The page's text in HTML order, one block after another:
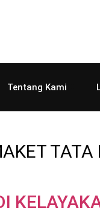
Tentang Kami
TATA